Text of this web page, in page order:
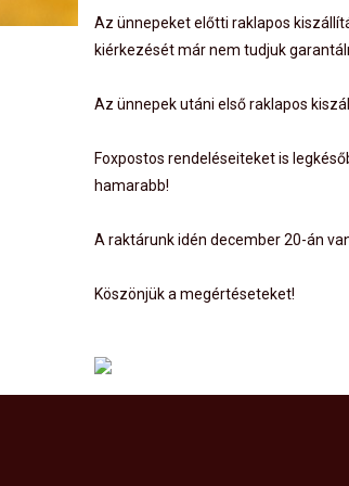
Az ünnepeket előtti raklapos
kiérkezését már nem tudjuk
Az ünnepek utáni első raklapos
Foxpostos rendeléseiteket is
hamarabb!
A raktárunk idén december 20-án
Köszönjük a megértéseteket!